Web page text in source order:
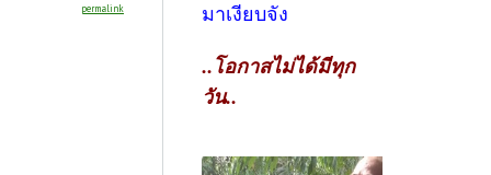
permalink
มาเงียบจัง
..โอกาสไม่ได้มีทุก
วัน..